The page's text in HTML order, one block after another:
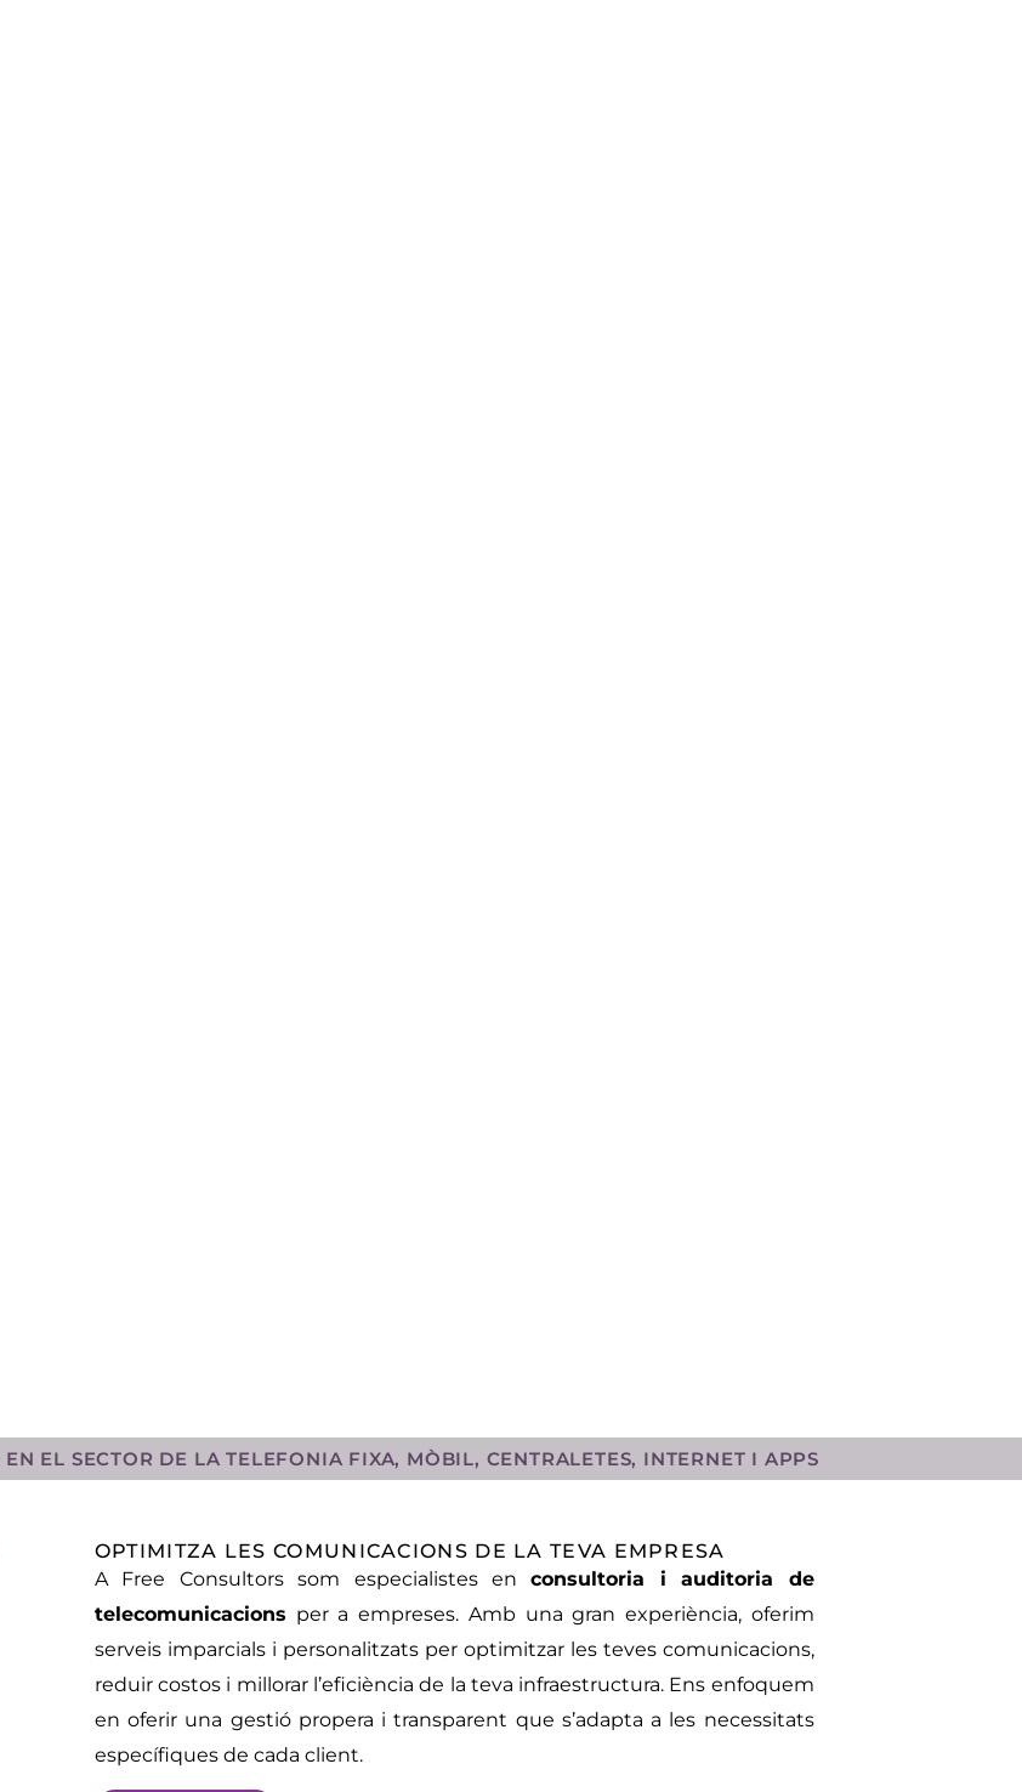
EN EL SECTOR DE LA TELEFONIA FIXA, MÒBIL, CENTRALETES, INTERNET I APPS
OPTIMITZA LES COMUNICACIONS DE LA TEVA EMPRESA
A Free Consultors som especialistes enconsultoria i auditoria de
telecomunicacions per a empreses. Amb una gran experiència, oferim
serveis imparcials i personalitzats per optimitzar les teves comunicacions,
reduir costos i millorar l’eficiència de la teva infraestructura. Ens enfoquem
en oferir una gestió propera i transparent que s’adapta a les necessitats
específiques de cada client.